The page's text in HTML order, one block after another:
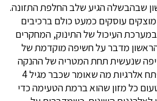
שבהבשלה הגיע שלב החלפת התזונה.
עוסקים כמעט כולם ברכיבים
העיכול של התינוק, המחקרים
מדבר על חשיפה מוקדמת של
שנעשית תחת המטריה של ההנקה
במטרה לצמצם את הסיכוי לפתח אלרגיות מה שאומר שכבר מגיל 4
כל מזון שהוא ברמת הטעימה כדי